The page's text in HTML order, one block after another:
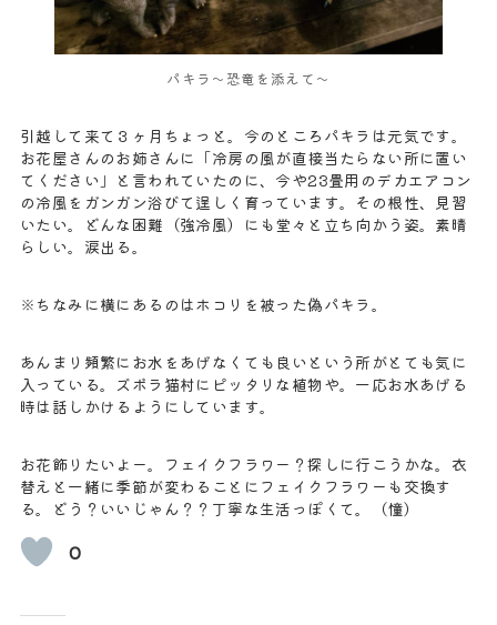
パキラ〜恐竜を添えて〜
引越して来て３ヶ月ちょっと。今のところパキラは元気です。
お花屋さんのお姉さんに「冷房の風が直接当たらない所に置い
てください」と言われていたのに、今や23畳用のデカエアコン
の冷風をガンガン浴びて逞しく育っています。その根性、見習
いたい。どんな困難（強冷風）にも堂々と立ち向かう姿。素晴
らしい。涙出る。
※ちなみに横にあるのはホコリを被った偽パキラ。
あんまり頻繁にお水をあげなくても良いという所がとても気に
入っている。ズボラ猫村にピッタリな植物や。一応お水あげる
時は話しかけるようにしています。
お花飾りたいよー。フェイクフラワー？探しに行こうかな。衣
替えと一緒に季節が変わることにフェイクフラワーも交換す
る。どう？いいじゃん？？丁寧な生活っぽくて。（憧）
0